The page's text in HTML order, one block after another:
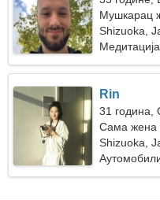
Мушкарац
Shizuoka,
Rin
31 година,
Сама жена
Shizuoka,